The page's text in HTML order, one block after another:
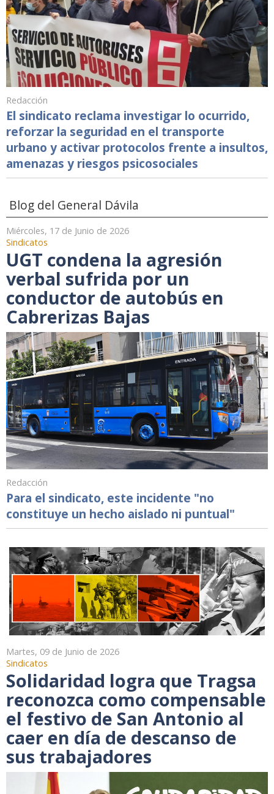
Redacción
El sindicato reclama investigar lo ocurrido,
reforzar la seguridad en el transporte
urbano y activar protocolos frente a insultos,
amenazas y riesgos psicosociales
Blog del General Dávila
Miércoles, 17 de Junio de 2026
Sindicatos
UGT condena la agresión
verbal sufrida por un
conductor de autobús en
Cabrerizas Bajas
Redacción
Para el sindicato, este incidente "no
constituye un hecho aislado ni puntual"
Martes, 09 de Junio de 2026
Sindicatos
Solidaridad logra que Tragsa
reconozca como compensable
el festivo de San Antonio al
caer en día de descanso de
sus trabajadores